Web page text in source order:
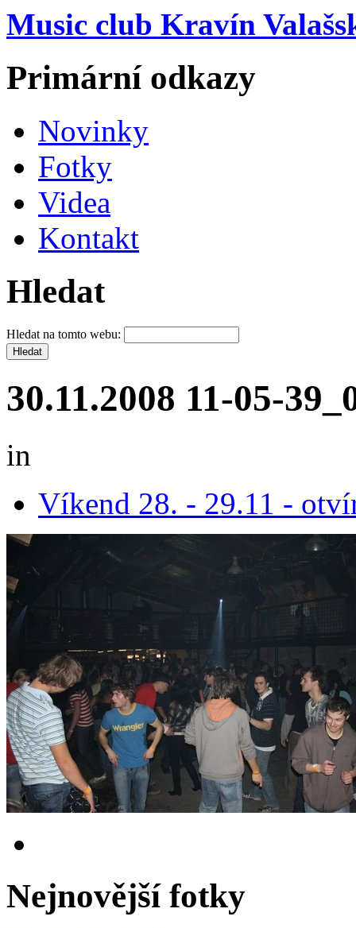
Music club Kravín
Primární odkazy
Novinky
Fotky
Videa
Kontakt
Hledat
Hledat na tomto webu:
30.11.2008 11-05-
in
Víkend 28. - 29.11 -
Nejnovější fotky